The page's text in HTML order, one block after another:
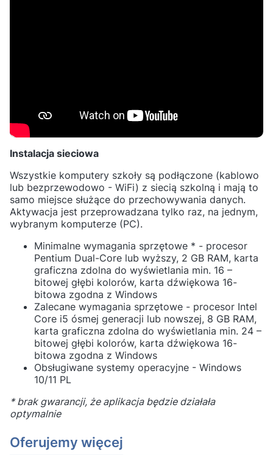
Instalacja sieciowa
Wszystkie komputery szkoły są podłączone (kablowo
lub bezprzewodowo - WiFi) z siecią szkolną i mają to
samo miejsce służące do przechowywania danych.
Aktywacja jest przeprowadzana tylko raz, na jednym,
wybranym komputerze (PC).
Minimalne wymagania sprzętowe * - procesor
Pentium Dual-Core lub wyższy, 2 GB RAM, karta
graficzna zdolna do wyświetlania min. 16 –
bitowej głębi kolorów, karta dźwiękowa 16-
bitowa zgodna z Windows
Zalecane wymagania sprzętowe - procesor Intel
Core i5 ósmej generacji lub nowszej, 8 GB RAM,
karta graficzna zdolna do wyświetlania min. 24 –
bitowej głębi kolorów, karta dźwiękowa 16-
bitowa zgodna z Windows
Obsługiwane systemy operacyjne - Windows
10/11 PL
* brak gwarancji, że aplikacja będzie działała
optymalnie
Oferujemy więcej